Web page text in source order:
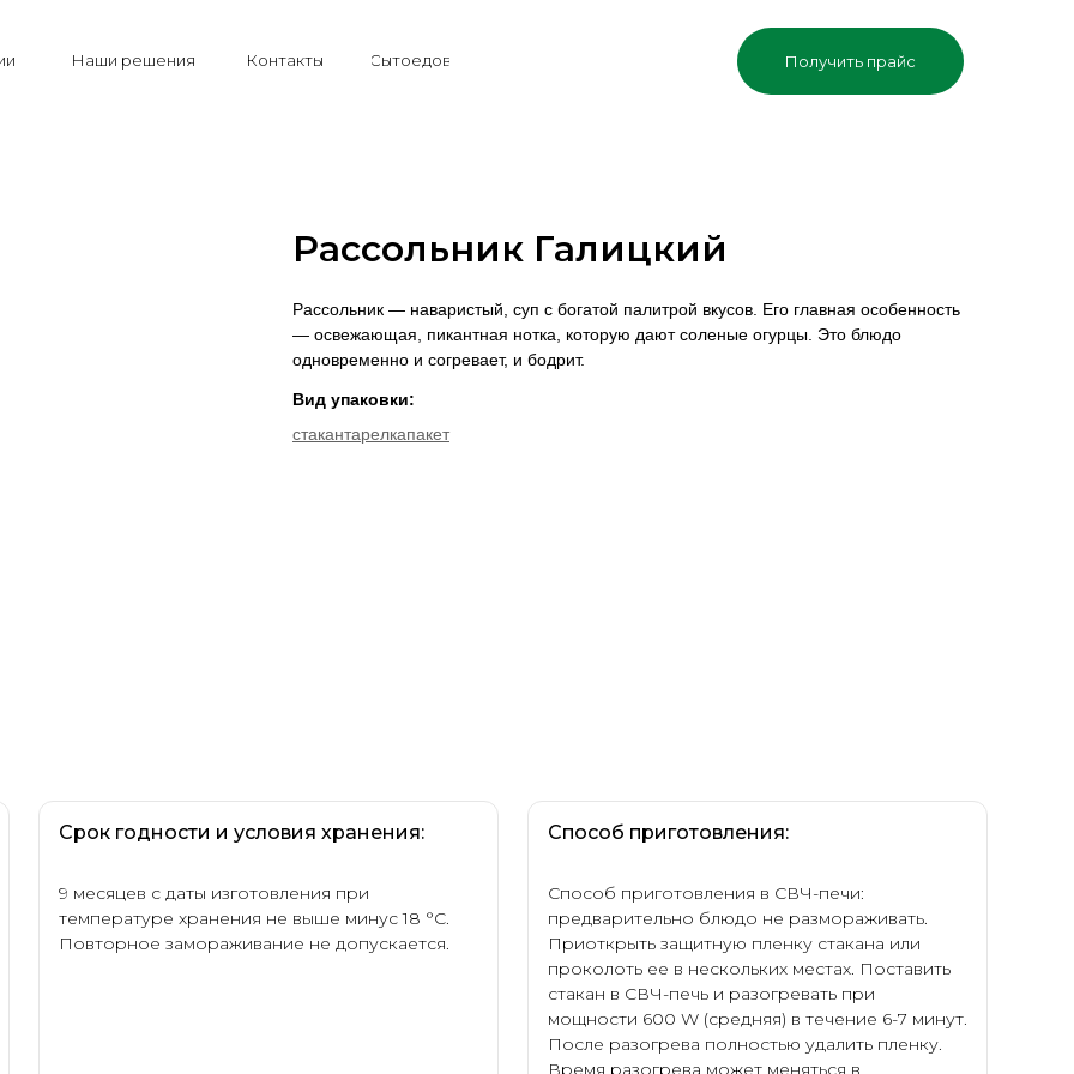
Контакты Получить прайс
Сытоедов
Наши решения
Рассольник Галицкий
Рассольник — наваристый, суп с богатой палитрой вкусов. Его главная особенность
— освежающая, пикантная нотка, которую дают соленые огурцы. Это блюдо
одновременно и согревает, и бодрит.
Вид упаковки:
стакантарелкапакет
Срок годности и условия хранения:
9 месяцев с даты изготовления при
температуре хранения не выше минус 18 °С.
Повторное замораживание не допускается.
Способ приготовления:
Способ приготовления в СВЧ-печи:
предварительно блюдо не размораживать.
Приоткрыть защитную пленку стакана или
проколоть ее в нескольких местах. Поставить
стакан в СВЧ-печь и разогревать при
мощности 600 W (средняя) в течение 6-7 минут.
После разогрева полностью удалить пленку.
Время разогрева может меняться в